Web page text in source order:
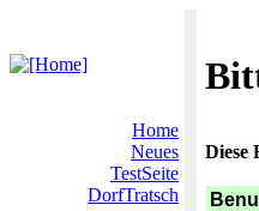
Home
Neues
TestSeite
DorfTratsch
Diese